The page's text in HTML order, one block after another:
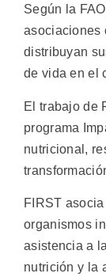
Según la
asociaciones
distribuyan
de vida en el
El trabajo de
programa
nutricional,
FIRST
organismos
asistencia a
nutrición y la